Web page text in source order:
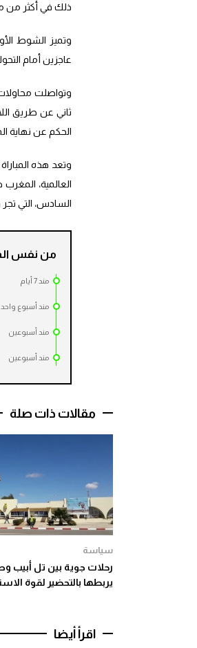
ذلك في أكثر من
وتميز الشوط
عاجزين أمام
وتواصلت محاولات
ثاني عن طريق
الحكم عن نهاية
وتعد هذه
السادس، التي تجر
من نفس
مند 7 أيام
مند أسبوع واحد
مند أسبوعين
مند أسبوعين
مقالات ذات صلة
سياسة
رحلات جوية بين تل أبيب
يربطها بالتحضير لقوة
اقرأ أيضا